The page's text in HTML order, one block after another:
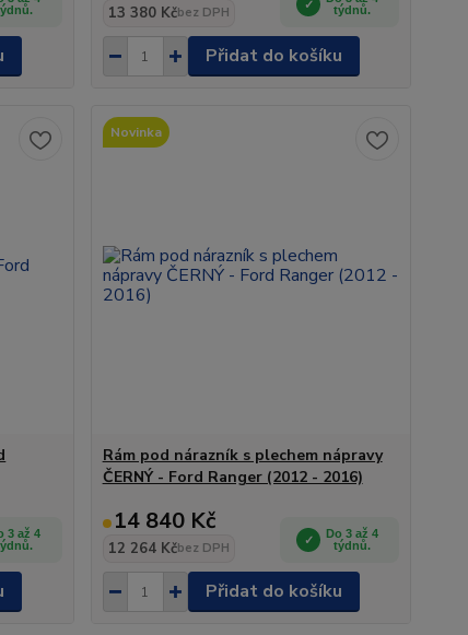
13 380 Kčbez DPH
týdnů.
Přidat do košíku
3 až 4
Novinka
Rám pod nárazník s plechem nápravy
ČERNÝ - Ford Ranger (2012 - 2016)
14 840 Kč
12 264 Kčbez DPH
Do 3 až 4
týdnů.
Přidat do košíku